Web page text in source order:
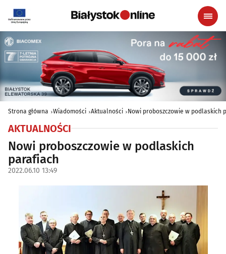
Strona główna Wiadomości Aktualności Nowi proboszczowie w podlaskich
AKTUALNOŚCI
Nowi proboszczowie w podlaskich
parafiach
2022.06.10 13:49